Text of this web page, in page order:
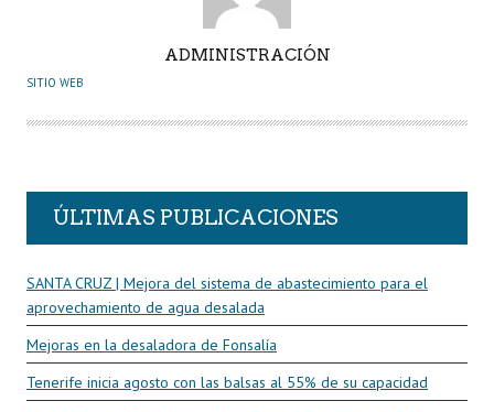
U
O
ADMINISTRACIÓN
SITIO WEB
ÚLTIMAS PUBLICACIONES
SANTA CRUZ | Mejora del sistema de abastecimiento para el
aprovechamiento de agua desalada
Mejoras en la desaladora de Fonsalía
Tenerife inicia agosto con las balsas al 55% de su capacidad